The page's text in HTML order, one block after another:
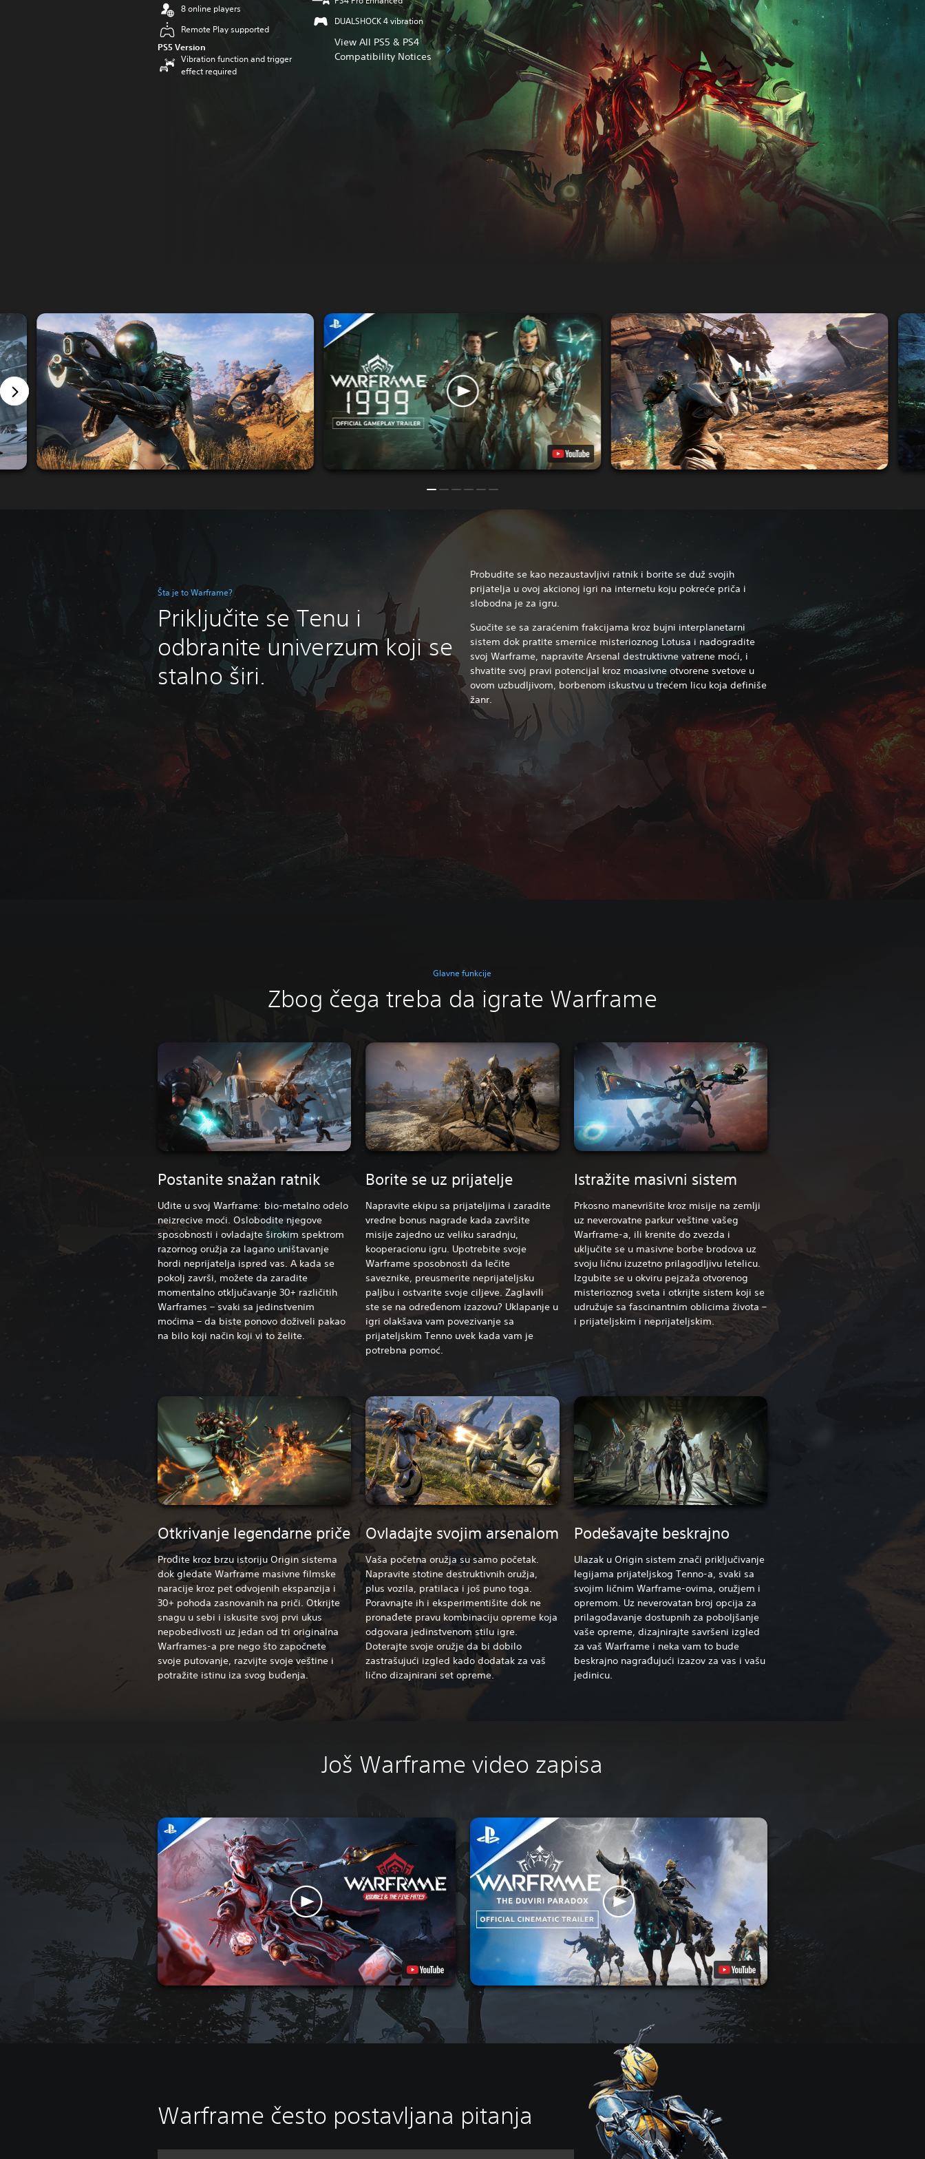
8 online players
Remote Play supported
PS5 Version
Vibration function and trigger
effect required
DUALSHOCK 4 vibration
View All PS5 & PS4
Compatibility Notices
Šta je to Warframe?
Priključite se Tenu i
odbranite univerzum koji se
stalno širi.
Probudite se kao nezaustavljivi ratnik i borite se duž svojih
prijatelja u ovoj akcionoj igri na internetu koju pokreće priča i
slobodna je za igru.
Suočite se sa zaraćenim frakcijama kroz bujni interplanetarni
sistem dok pratite smernice misterioznog Lotusa i nadogradite
svoj Warframe, napravite Arsenal destruktivne vatrene moći, i
shvatite svoj pravi potencijal kroz moasivne otvorene svetove u
ovom uzbudljivom, borbenom iskustvu u trećem licu koja definiše
žanr.
Glavne funkcije
Zbog čega treba da igrate Warframe
Postanite snažan ratnik
Uđite u svoj Warframe: bio-metalno odelo
neizrecive moći. Oslobodite njegove
sposobnosti i ovladajte širokim spektrom
razornog oružja za lagano uništavanje
hordi neprijatelja ispred vas. A kada se
pokolj završi, možete da zaradite
momentalno otključavanje 30+ različitih
Warframes – svaki sa jedinstvenim
moćima – da biste ponovo doživeli pakao
na bilo koji način koji vi to želite.
Borite se uz prijatelje
Napravite ekipu sa prijateljima i zaradite
vredne bonus nagrade kada završite
misije zajedno uz veliku saradnju,
kooperacionu igru. Upotrebite svoje
Warframe sposobnosti da lečite
saveznike, preusmerite neprijateljsku
paljbu i ostvarite svoje ciljeve. Zaglavili
ste se na određenom izazovu? Uklapanje u
igri olakšava vam povezivanje sa
prijateljskim Tenno uvek kada vam je
potrebna pomoć.
Istražite masivni sistem
Prkosno manevrišite kroz misije na zemlji
uz neverovatne parkur veštine vašeg
Warframe-a, ili krenite do zvezda i
uključite se u masivne borbe brodova uz
svoju ličnu izuzetno prilagodljivu letelicu.
Izgubite se u okviru pejzaža otvorenog
misterioznog sveta i otkrijte sistem koji se
udružuje sa fascinantnim oblicima života –
i prijateljskim i neprijateljskim.
Otkrivanje legendarne priče
Prođite kroz brzu istoriju Origin sistema
dok gledate Warframe masivne filmske
naracije kroz pet odvojenih ekspanzija i
30+ pohoda zasnovanih na priči. Otkrijte
snagu u sebi i iskusite svoj prvi ukus
nepobedivosti uz jedan od tri originalna
Warframes-a pre nego što započnete
svoje putovanje, razvijte svoje veštine i
potražite istinu iza svog buđenja.
Ovladajte svojim arsenalom
Vaša početna oružja su samo početak.
Napravite stotine destruktivnih oružja,
plus vozila, pratilaca i još puno toga.
Poravnajte ih i eksperimentišite dok ne
pronađete pravu kombinaciju opreme koja
odgovara jedinstvenom stilu igre.
Doterajte svoje oružje da bi dobilo
zastrašujući izgled kado dodatak za vaš
lično dizajnirani set opreme.
Podešavajte beskrajno
Ulazak u Origin sistem znači priključivanje
legijama prijateljskog Tenno-a, svaki sa
svojim ličnim Warframe-ovima, oružjem i
opremom. Uz neverovatan broj opcija za
prilagođavanje dostupnih za poboljšanje
vaše opreme, dizajnirajte savršeni izgled
za vaš Warframe i neka vam to bude
beskrajno nagrađujući izazov za vas i vašu
jedinicu.
Još Warframe video zapisa
Warframe često postavljana pitanja